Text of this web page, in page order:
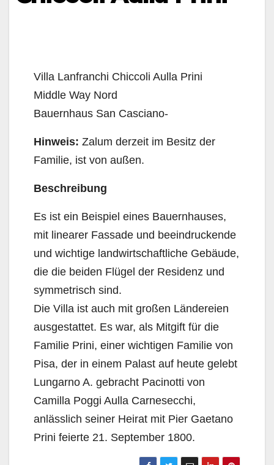
Villa Lanfranchi Chiccoli Aulla Prini
Middle Way Nord
Bauernhaus San Casciano-
Hinweis: Zalum derzeit im Besitz der
Familie, ist von außen.
Beschreibung
Es ist ein Beispiel eines Bauernhauses,
mit linearer Fassade und beeindruckende
und wichtige landwirtschaftliche Gebäude,
die die beiden Flügel der Residenz und
symmetrisch sind.
Die Villa ist auch mit großen Ländereien
ausgestattet. Es war, als Mitgift für die
Familie Prini, einer wichtigen Familie von
Pisa, der in einem Palast auf heute gelebt
Lungarno A. gebracht Pacinotti von
Camilla Poggi Aulla Carnesecchi,
anlässlich seiner Heirat mit Pier Gaetano
Prini feierte 21. September 1800.